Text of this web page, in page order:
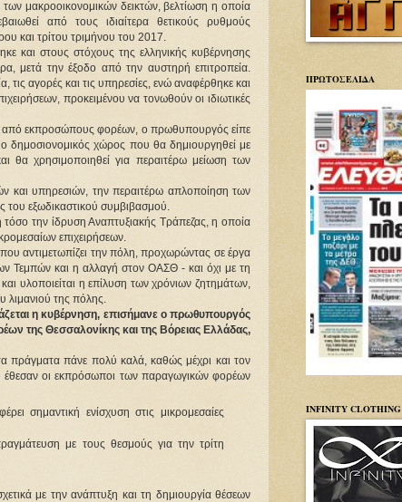
των μακροοικονομικών δεικτών, βελτίωση η οποία
από τους ιδιαίτερα θετικούς ρυθμούς
και τρίτου τριμήνου του 2017.
και στους στόχους της ελληνικής κυβέρνησης
μετά την έξοδο από την αυστηρή επιτροπεία.
τις αγορές και τις υπηρεσίες, ενώ αναφέρθηκε και
προκειμένου να τονωθούν οι ιδιωτικές
από εκπροσώπους φορέων, ο πρωθυπουργός είπε
ο δημοσιονομικός χώρος που θα δημιουργηθεί με
θα χρησιμοποιηθεί για περαιτέρω μείωση των
και υπηρεσιών, την περαιτέρω απλοποίηση των
του εξωδικαστικού συμβιβασμού.
τόσο την ίδρυση Αναπτυξιακής Τράπεζας, η οποία
επιχειρήσεων.
που αντιμετωπίζει την πόλη, προχωρώντας σε έργα
Τεμπών και η αλλαγή στον ΟΑΣΘ - και όχι με τη
υλοποιείται η επίλυση των χρόνιων ζητημάτων,
λιμανιού της πόλης.
η κυβέρνηση, επισήμανε ο πρωθυπουργός
της Θεσσαλονίκης και της Βόρειας Ελλάδας,
πράγματα πάνε πολύ καλά, καθώς μέχρι και τον
έθεσαν οι εκπρόσωποι των παραγωγικών φορέων
σημαντική ενίσχυση στις μικρομεσαίες
με τους θεσμούς για την τρίτη
με την ανάπτυξη και τη δημιουργία θέσεων
ΠΡΩΤΟΣΕΛΙΔΑ
INFINITY CLOTHING